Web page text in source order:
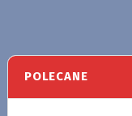
POLECANE